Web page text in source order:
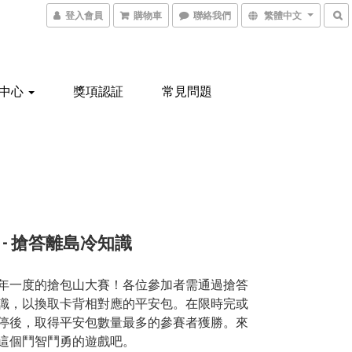
登入會員 購物車 聯絡我們 繁體中文
心 獎項認証
常見問題
搶答離島冷知識
一度的搶包山大賽！各位參加者需通過搶答
，以換取卡背相對應的平安包。在限時完或
後，取得平安包數量最多的參賽者獲勝。來
個鬥智鬥勇的遊戲吧。